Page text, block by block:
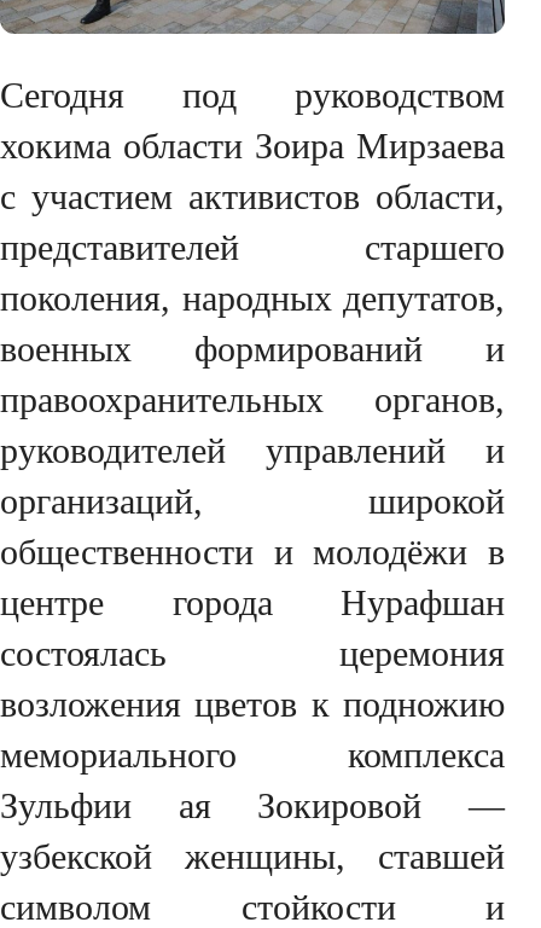
Сегодня под руководством
хокима области Зоира Мирзаева
с участием активистов области,
представителей старшего
поколения, народных депутатов,
военных формирований и
правоохранительных органов,
руководителей управлений и
организаций, широкой
общественности и молодёжи в
центре города Нурафшан
состоялась церемония
возложения цветов к подножию
мемориального комплекса
Зульфии ая Зокировой —
узбекской женщины, ставшей
символом стойкости и